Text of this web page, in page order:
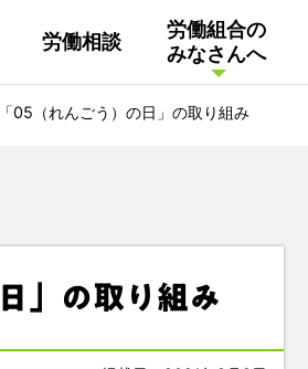
織概要
労働相談
労働組合の
みなさんへ
動
京NET ログイン
合東京
05（れんごう）の日」の取り組み
」の取り組み